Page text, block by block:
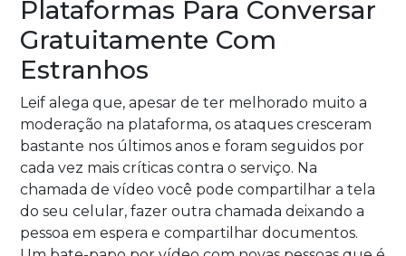
Plataformas Para Conversar
Gratuitamente Com
Estranhos
Leif alega que, apesar de ter melhorado muito a
moderação na plataforma, os ataques cresceram
bastante nos últimos anos e foram seguidos por
cada vez mais críticas contra o serviço. Na
chamada de vídeo você pode compartilhar a tela
do seu celular, fazer outra chamada deixando a
pessoa em espera e compartilhar documentos.